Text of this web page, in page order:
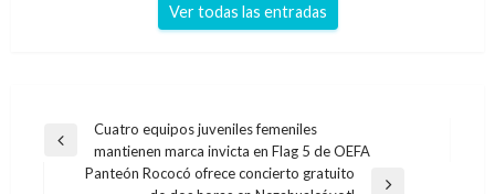
Ver todas las entradas
Navegación
Entrada
anterior
Cuatro equipos juveniles femeniles
mantienen marca invicta en Flag 5 de OEFA
Panteón Rococó ofrece concierto gratuito